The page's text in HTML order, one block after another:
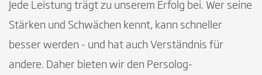
Jede Leistung trägt zu unserem Erfolg bei. Wer seine
Stärken und Schwächen kennt, kann schneller
besser werden - und hat auch Verständnis für
andere. Daher bieten wir den Persolog-